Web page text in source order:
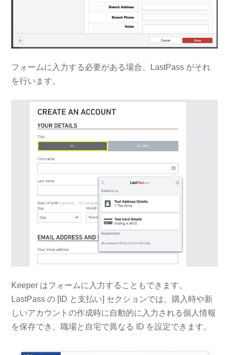
フォームに入力する必要がある場合、LastPass がそれ
を行います。
Keeper はフォームに入力することもできます。
LastPass の [ID と支払い] セクションでは、購入時や新
しいアカウントの作成時に自動的に入力される個人情報
を保存でき、職場と自宅で異なる ID を設定できます。